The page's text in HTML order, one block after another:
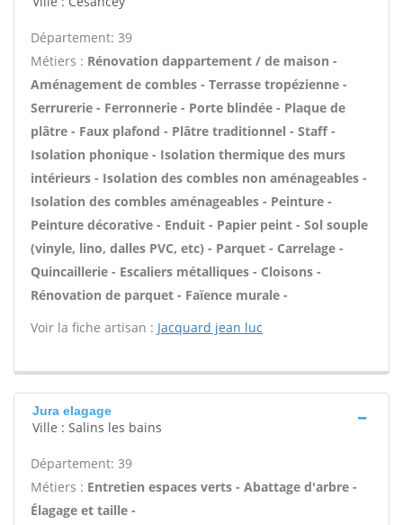
Département: 39
Métiers : Rénovation dappartement / de maison -
Aménagement de combles - Terrasse tropézienne -
Serrurerie - Ferronnerie - Porte blindée - Plaque de
plâtre - Faux plafond - Plâtre traditionnel - Staff -
Isolation phonique - Isolation thermique des murs
intérieurs - Isolation des combles non aménageables -
Isolation des combles aménageables - Peinture -
Peinture décorative - Enduit - Papier peint - Sol souple
(vinyle, lino, dalles PVC, etc) - Parquet - Carrelage -
Quincaillerie - Escaliers métalliques - Cloisons -
Rénovation de parquet - Faïence murale -
Voir la fiche artisan : Jacquard jean luc
Jura elagage
Ville : Salins les bains
Département: 39
Métiers : Entretien espaces verts - Abattage d'arbre -
Élagage et taille -